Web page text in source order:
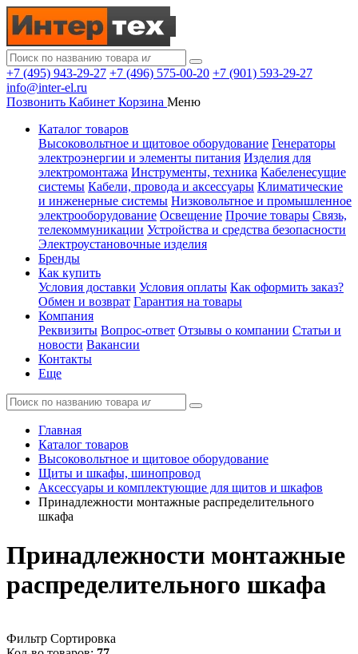
+7 (495) 943-29-27 +7 (496) 575-00-20 +7 (901) 593-29-27
info@inter-el.ru
Позвонить Кабинет Корзина Меню
Каталог товаров
Высоковольтное и щитовое оборудование Генераторы
электроэнергии и элементы питания Изделия для
электромонтажа Инструменты, техника Кабеленесущие
системы Кабели, провода и аксессуары Климатические
и инженерные системы Низковольтное и промышленное
электрооборудование Освещение Прочие товары Связь,
телекоммуникации Устройства и средства безопасности
Электроустановочные изделия
Бренды
Как купить
Условия доставки Условия оплаты Как оформить заказ?
Обмен и возврат Гарантия на товары
Компания
Реквизиты Вопрос-ответ Отзывы о компании Статьи и
новости Вакансии
Контакты
Еще
Главная
Каталог товаров
Высоковольтное и щитовое оборудование
Щиты и шкафы, шинопровод
Аксессуары и комплектующие для щитов и шкафов
Принадлежности монтажные распределительного
шкафа
Принадлежности монтажные
распределительного шкафа
Фильтр Сортировка